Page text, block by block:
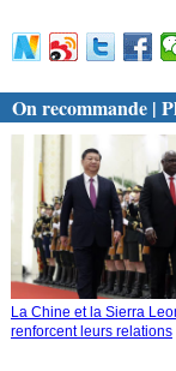
On recommande |
La Chine et la Sierra
renforcent leurs relations